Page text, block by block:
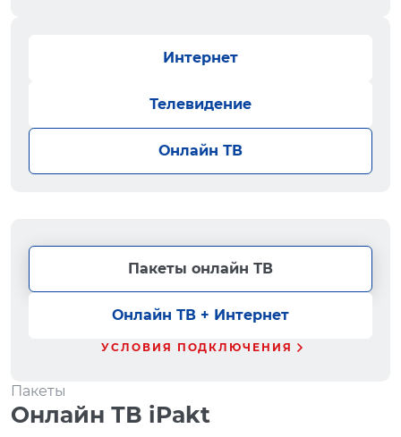
Интернет
Телевидение
Онлайн ТВ
Пакеты онлайн ТВ
Онлайн ТВ + Интернет
УСЛОВИЯ ПОДКЛЮЧЕНИЯ
Пакеты
Онлайн ТВ iPakt